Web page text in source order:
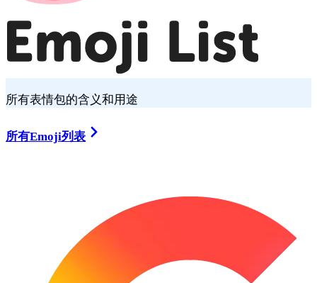
所有表情包的含义和用途
所有Emoji列表